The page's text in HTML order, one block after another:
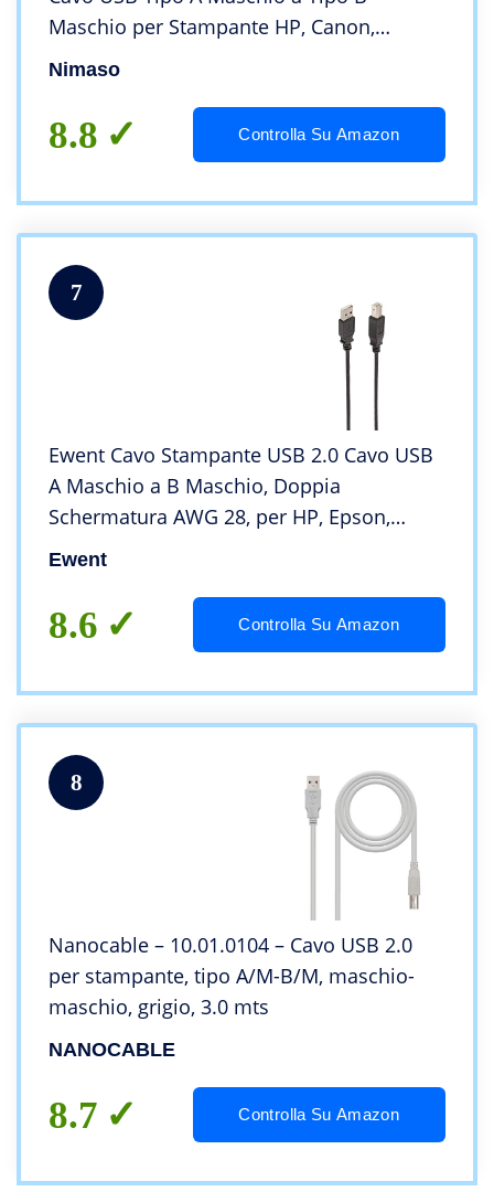
Maschio per Stampante HP, Canon,
Lexmark, dell, Epson, Xerox, Samsung,
Nimaso
8.8 Controlla Su Amazon
7
Ewent Cavo Stampante USB 2.0 Cavo USB
A Maschio a B Maschio, Doppia
Schermatura AWG 28, per HP, Epson,
Canon, Lexmark, Samsung, Xerox 1 metro,
Ewent
8.6 Controlla Su Amazon
8
Nanocable – 10.01.0104 – Cavo USB 2.0
per stampante, tipo A/M-B/M, maschio-
maschio, grigio, 3.0 mts
NANOCABLE
8.7 Controlla Su Amazon